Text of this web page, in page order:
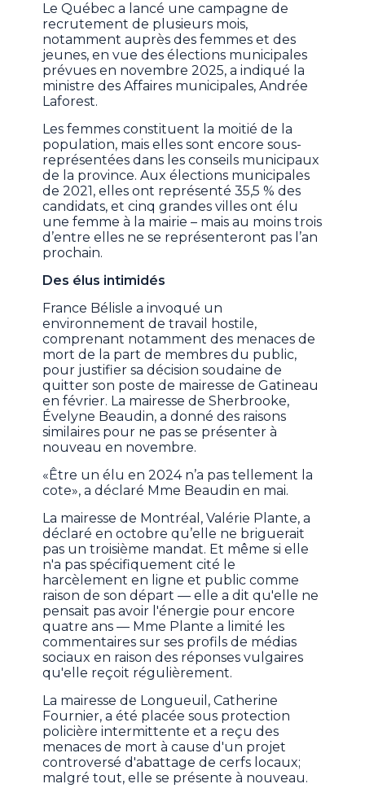
Le Québec a lancé une campagne de
recrutement de plusieurs mois,
notamment auprès des femmes et des
jeunes, en vue des élections municipales
prévues en novembre 2025, a indiqué la
ministre des Affaires municipales, Andrée
Laforest.
Les femmes constituent la moitié de la
population, mais elles sont encore sous-
représentées dans les conseils municipaux
de la province. Aux élections municipales
de 2021, elles ont représenté 35,5 % des
candidats, et cinq grandes villes ont élu
une femme à la mairie – mais au moins trois
d’entre elles ne se représenteront pas l’an
prochain.
Des élus intimidés
France Bélisle a invoqué un
environnement de travail hostile,
comprenant notamment des menaces de
mort de la part de membres du public,
pour justifier sa décision soudaine de
quitter son poste de mairesse de Gatineau
en février. La mairesse de Sherbrooke,
Évelyne Beaudin, a donné des raisons
similaires pour ne pas se présenter à
nouveau en novembre.
«Être un élu en 2024 n’a pas tellement la
cote», a déclaré Mme Beaudin en mai.
La mairesse de Montréal, Valérie Plante, a
déclaré en octobre qu’elle ne briguerait
pas un troisième mandat. Et même si elle
n'a pas spécifiquement cité le
harcèlement en ligne et public comme
raison de son départ — elle a dit qu'elle ne
pensait pas avoir l'énergie pour encore
quatre ans — Mme Plante a limité les
commentaires sur ses profils de médias
sociaux en raison des réponses vulgaires
qu'elle reçoit régulièrement.
La mairesse de Longueuil, Catherine
Fournier, a été placée sous protection
policière intermittente et a reçu des
menaces de mort à cause d'un projet
controversé d'abattage de cerfs locaux;
malgré tout, elle se présente à nouveau.